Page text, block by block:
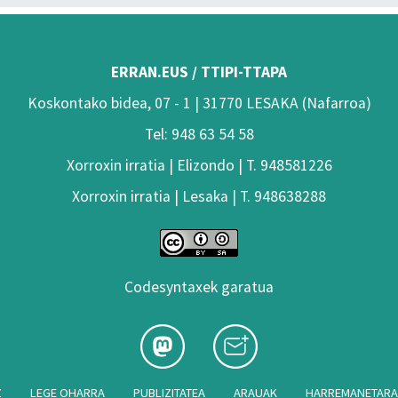
ERRAN.EUS / TTIPI-TTAPA
Koskontako bidea, 07 - 1 | 31770 LESAKA (Nafarroa)
Tel: 948 63 54 58
Xorroxin irratia | Elizondo | T. 948581226
Xorroxin irratia | Lesaka | T. 948638288
Codesyntaxek garatua
LEGE OHARRA PUBLIZITATEA ARAUAK